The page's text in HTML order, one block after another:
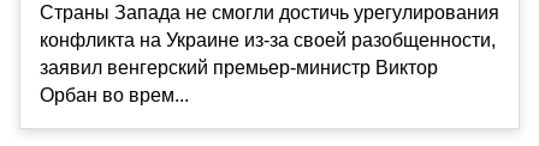
Страны Запада не смогли достичь урегулирования
конфликта на Украине из-за своей разобщенности,
заявил венгерский премьер-министр Виктор
Орбан во врем...